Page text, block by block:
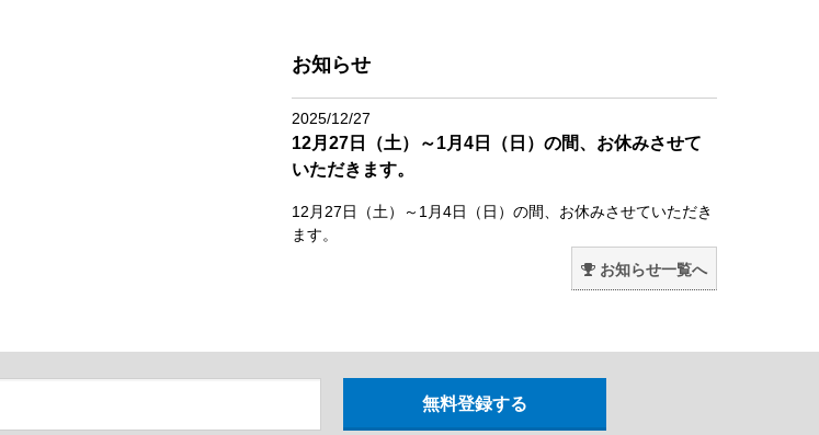
お知らせ
2025/12/27
12月27日（土）～1月4日（日）の間、お休みさせて
いただきます。
12月27日（土）～1月4日（日）の間、お休みさせていただき
ます。
お知らせ一覧へ